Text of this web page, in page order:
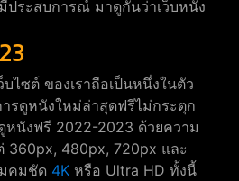
ระสบการณ์ มาดูกันว่าเว็บหนัง
บไซต์ ของเราถือเป็นหนึ่งในตัว
รดูหนังใหม่ล่าสุดฟรีไม่กระตุก
หนังฟรี 2022-2023 ด้วยความ
360px, 480px, 720px และ
คมชัด 4K หรือ Ultra HD ทั้งนี้